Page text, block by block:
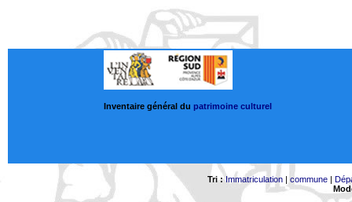
Inventaire général du patrimoine culturel
Tri : Immatriculation |commune |